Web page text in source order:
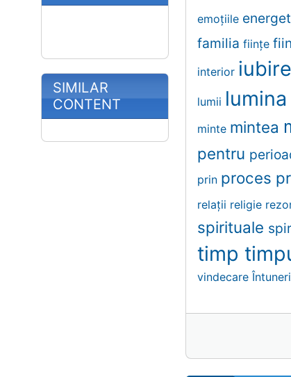
emoţiile
familiafiinţe
interior iubire
lumii lumina
minte mintea
pentru
prin proces
relații religie
spirituale
timp
vindecare
SIMILAR
CONTENT